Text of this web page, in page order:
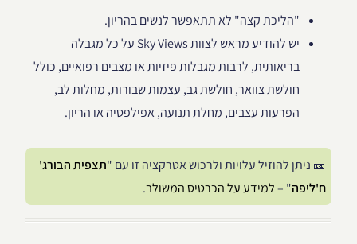
"הליכת קצה" לא תתאפשר לנשים בהריון.
יש להודיע מראש לצוות Sky Views על כל מגבלה
בריאותית, לרבות מגבלות פיזיות או מצבים רפואיים, כולל
חולשת צוואר, חולשת גב, עצמות שבורות, מחלות לב,
הפרעות עצבים, מחלת תנועה, אפילפסיה או הריון.
🎫 ניתן להוזיל עלויות ולרכוש אטרקציה זו עם "תצפית הבורג'
ח'ליפה" –למידע על הכרטיס המשולב.